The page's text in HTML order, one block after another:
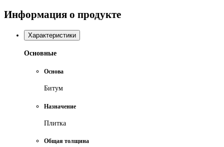
Информация о продукте
Характеристики
Основные
Основа
Битум
Назначение
Плитка
Общая толщина